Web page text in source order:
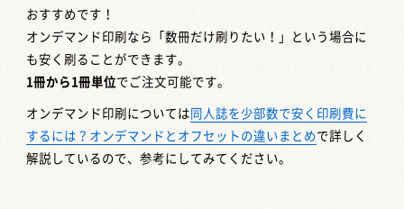
おすすめです！
オンデマンド印刷なら「数冊だけ刷りたい！」という場合に
も安く刷ることができます。
1冊から1冊単位でご注文可能です。
オンデマンド印刷については 同人誌を少部数で安く印刷費に
するには？オンデマンドとオフセットの違いまとめで詳しく
解説しているので、参考にしてみてください。